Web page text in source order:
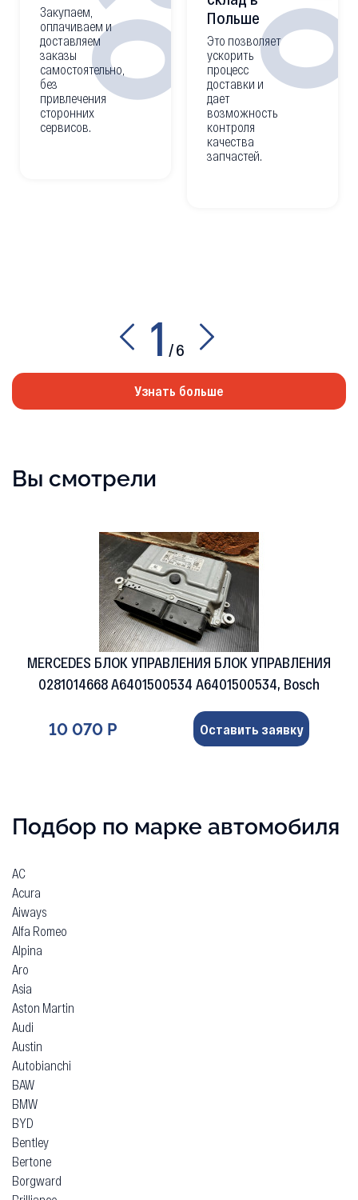
Закупаем,
оплачиваем и
доставляем
заказы
самостоятельно,
без
привлечения
сторонних
сервисов.
Польше
Это позволяет
ускорить
процесс
доставки и
дает
возможность
контроля
качества
запчастей.
1 /6
Узнать больше
Вы смотрели
MERCEDES БЛОК УПРАВЛЕНИЯ БЛОК УПРАВЛЕНИЯ
0281014668 A6401500534 A6401500534, Bosch
10 070 Р Оставить заявку
Подбор по марке автомобиля
AC
Acura
Aiways
Alfa Romeo
Alpina
Aro
Asia
Aston Martin
Audi
Austin
Autobianchi
BAW
BMW
BYD
Bentley
Bertone
Borgward